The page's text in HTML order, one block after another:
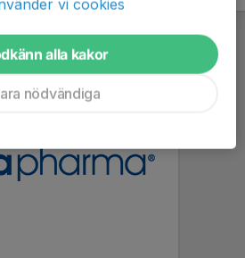
vi cookies
alla kakor
nödvändiga